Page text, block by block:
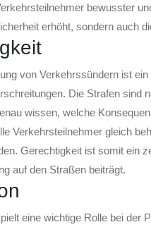
bewusster
erhöht, sondern auch
von Verkehrssündern ist
Die Strafen sind
wissen, welche
Verkehrsteilnehmer gleich
Gerechtigkeit ist somit ein
auf den Straßen beiträgt.
eine wichtige Rolle bei der